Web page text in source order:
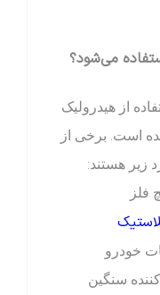
می‌شود؟
از هیدرولیک
است. برخی از
زیر هستند:
فلز
خودرو
سنگین